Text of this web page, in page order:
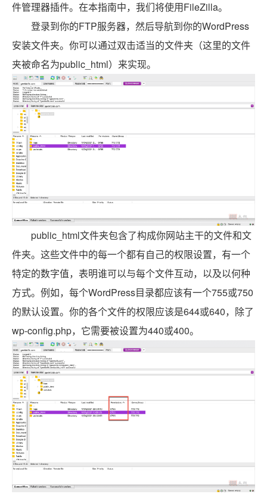
件管理器插件。在本指南中，我们将使用FileZilla。
登录到你的FTP服务器，然后导航到你的WordPress
安装文件夹。你可以通过双击适当的文件夹（这里的文件
夹被命名为public_html）来实现。
public_html文件夹包含了构成你网站主干的文件和文
件夹。这些文件中的每一个都有自己的权限设置，有一个
特定的数字值，表明谁可以与每个文件互动，以及以何种
方式。例如，每个WordPress目录都应该有一个755或750
的默认设置。你的各个文件的权限应该是644或640，除了
wp-config.php，它需要被设置为440或400。